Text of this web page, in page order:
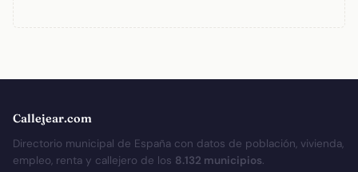
Callejear.com
Directorio municipal de España con datos de población, vivienda,
empleo, renta y callejero de los 8.132 municipios.